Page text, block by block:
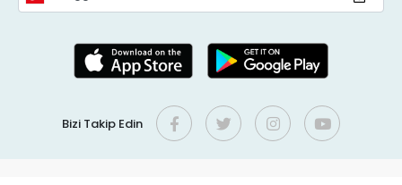
Bizi Takip Edin